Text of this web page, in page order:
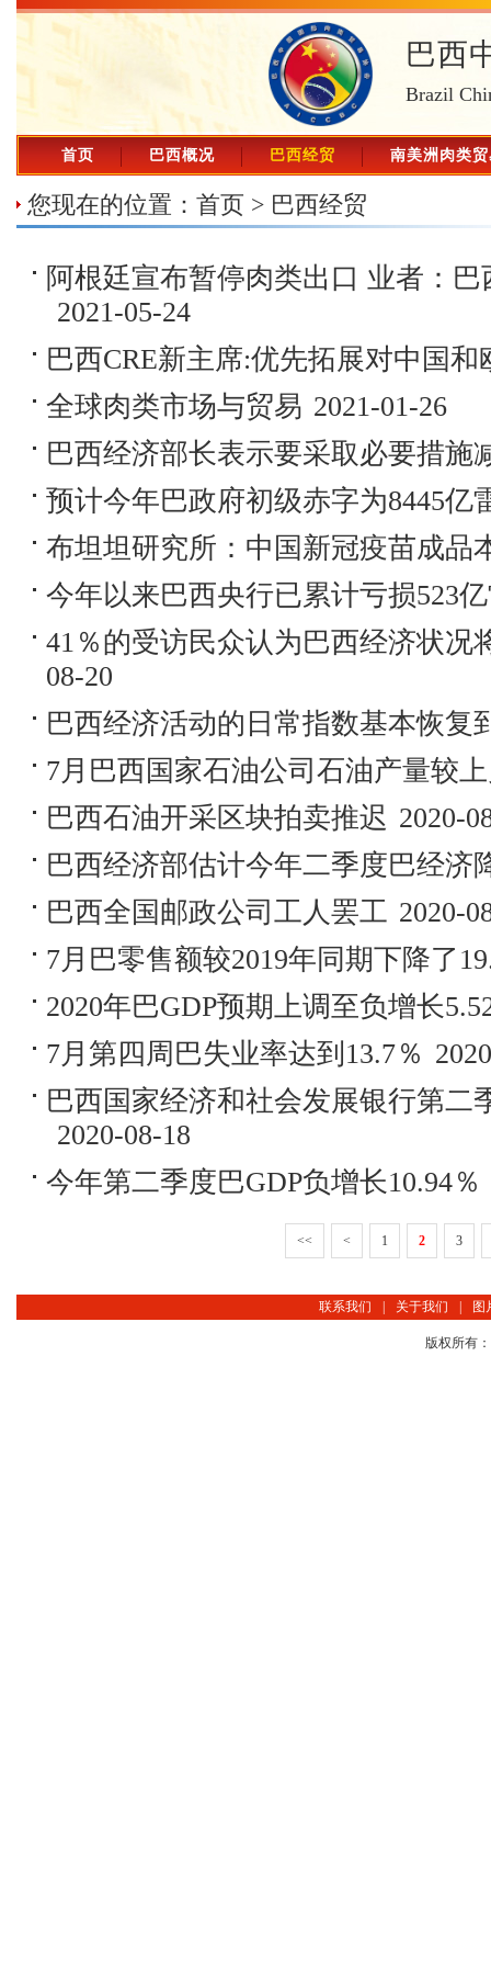
巴西
Brazil
首页 巴西概况 巴西经贸 南美洲肉类
您现在的位置： 首页 > 巴西经贸
阿根廷宣布暂停肉类出口 业者：
2021-05-24
巴西CRE新主席:优先拓展对中国和
全球肉类市场与贸易 2021-01-26
巴西经济部长表示要采取必要措施
预计今年巴政府初级赤字为8445亿
布坦坦研究所：中国新冠疫苗成品
今年以来巴西央行已累计亏损523
41％的受访民众认为巴西经济状况
08-20
巴西经济活动的日常指数基本恢复
7月巴西国家石油公司石油产量较
巴西石油开采区块拍卖推迟 2020-
巴西经济部估计今年二季度巴经济
巴西全国邮政公司工人罢工 2020-
7月巴零售额较2019年同期下降了
2020年巴GDP预期上调至负增长
7月第四周巴失业率达到13.7％
巴西国家经济和社会发展银行第二
2020-08-18
今年第二季度巴GDP负增长10.94％
<< < 1 2 3
联系我们 关于我们 图
版权所有